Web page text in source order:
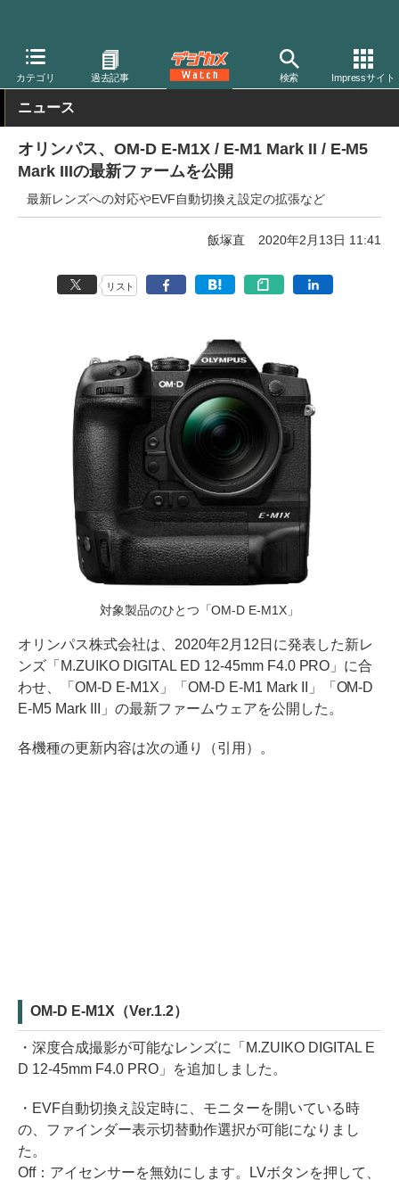
カテゴリ 過去記事 検索 Impressサイト
デジカメ Watch カメラ ミラーレスカメラ オリンパス
ニュース
オリンパス、OM-D E-M1X / E-M1 Mark II / E-M5
Mark IIIの最新ファームを公開
最新レンズへの対応やEVF自動切換え設定の拡張など
飯塚直 2020年2月13日 11:41
リスト
対象製品のひとつ「OM-D E-M1X」
オリンパス株式会社は、2020年2月12日に発表した新レ
ンズ「M.ZUIKO DIGITAL ED 12-45mm F4.0 PRO」に合
わせ、「OM-D E-M1X」「OM-D E-M1 Mark II」「OM-D
E-M5 Mark III」の最新ファームウェアを公開した。
各機種の更新内容は次の通り（引用）。
OM-D E-M1X（Ver.1.2）
・深度合成撮影が可能なレンズに「M.ZUIKO DIGITAL E
D 12-45mm F4.0 PRO」を追加しました。
・EVF自動切換え設定時に、モニターを開いている時
の、ファインダー表示切替動作選択が可能になりまし
た。
Off：アイセンサーを無効にします。LVボタンを押して、